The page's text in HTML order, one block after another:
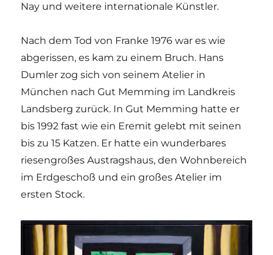
Nay und weitere internationale Künstler.
Nach dem Tod von Franke 1976 war es wie
abgerissen, es kam zu einem Bruch. Hans
Dumler zog sich von seinem Atelier in
München nach Gut Memming im Landkreis
Landsberg zurück. In Gut Memming hatte er
bis 1992 fast wie ein Eremit gelebt mit seinen
bis zu 15 Katzen. Er hatte ein wunderbares
riesengroßes Austragshaus, den Wohnbereich
im Erdgeschoß und ein großes Atelier im
ersten Stock.